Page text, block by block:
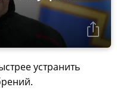
устранить